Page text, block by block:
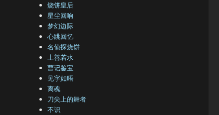
烧饼皇后
星尘回响
梦幻边际
心跳回忆
名侦探烧饼
上善若水
曹记鉴宝
见字如晤
离魂
刀尖上的舞者
不识